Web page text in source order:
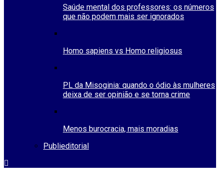
Saúde mental dos professores: os números
que não podem mais ser ignorados
Homo sapiens vs Homo religiosus
PL da Misoginia: quando o ódio às mulheres
deixa de ser opinião e se torna crime
Menos burocracia, mais moradias
Publieditorial